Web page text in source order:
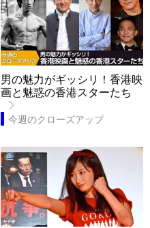
男の魅力がギッシリ！香港映
画と魅惑の香港スターたち
今週のクローズアップ